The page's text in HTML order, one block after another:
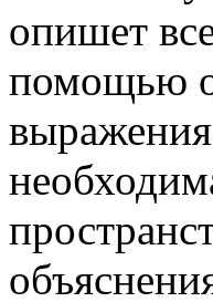
опишет
помощью